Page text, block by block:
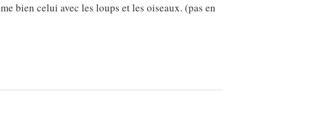
bien celui avec les loups et les oiseaux. (pas en